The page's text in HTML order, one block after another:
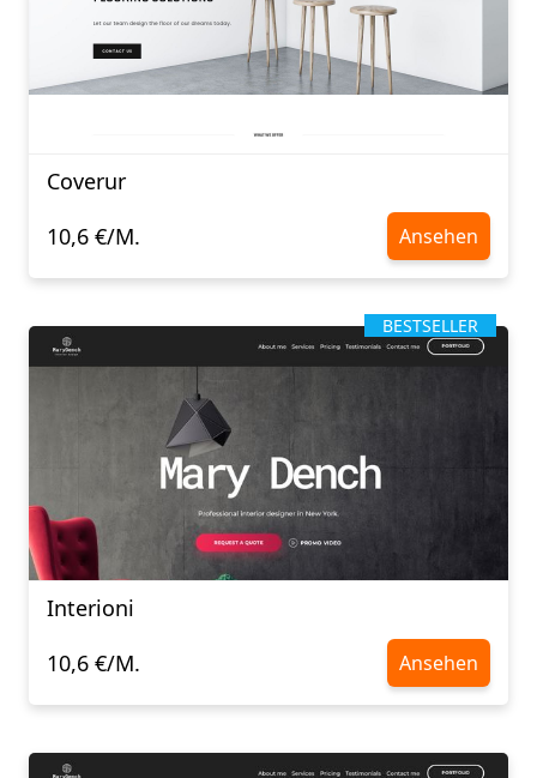
Coverur
10,6 €/M.
Ansehen
BESTSELLER
Interioni
10,6 €/M.
Ansehen